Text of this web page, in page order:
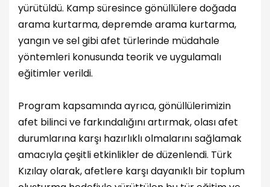
yürütüldü. Kamp süresince gönüllülere doğada
arama kurtarma, depremde arama kurtarma,
yangın ve sel gibi afet türlerinde müdahale
yöntemleri konusunda teorik ve uygulamalı
eğitimler verildi.
Program kapsamında ayrıca, gönüllülerimizin
afet bilinci ve farkındalığını artırmak, olası afet
durumlarına karşı hazırlıklı olmalarını sağlamak
amacıyla çeşitli etkinlikler de düzenlendi. Türk
Kızılay olarak, afetlere karşı dayanıklı bir toplum